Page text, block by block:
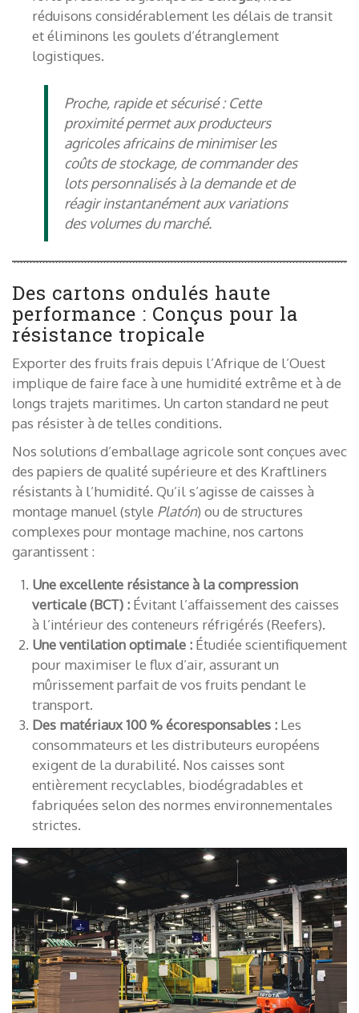
réduisons considérablement les délais de transit
et éliminons les goulets d’étranglement
logistiques.
Proche, rapide et sécurisé :Cette
proximité permet aux producteurs
agricoles africains de minimiser les
coûts de stockage, de commander des
lots personnalisés à la demande et de
réagir instantanément aux variations
des volumes du marché.
Des cartons ondulés haute
performance : Conçus pour la
résistance tropicale
Exporter des fruits frais depuis l’Afrique de l’Ouest
implique de faire face à une humidité extrême et à de
longs trajets maritimes. Un carton standard ne peut
pas résister à de telles conditions.
Nos solutions d’emballage agricole sont conçues avec
des papiers de qualité supérieure et des Kraftliners
résistants à l’humidité. Qu’il s’agisse de caisses à
montage manuel (style Platón) ou de structures
complexes pour montage machine, nos cartons
garantissent :
Une excellente résistance à la compression
verticale (BCT) : Évitant l’affaissement des caisses
à l’intérieur des conteneurs réfrigérés (Reefers).
Une ventilation optimale : Étudiée scientifiquement
pour maximiser le flux d’air, assurant un
mûrissement parfait de vos fruits pendant le
transport.
Des matériaux 100 % écoresponsables : Les
consommateurs et les distributeurs européens
exigent de la durabilité. Nos caisses sont
entièrement recyclables, biodégradables et
fabriquées selon des normes environnementales
strictes.